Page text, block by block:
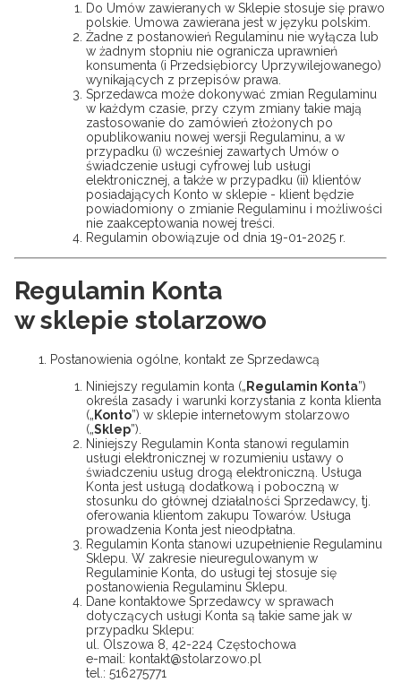
Do Umów zawieranych w Sklepie stosuje się prawo
polskie. Umowa zawierana jest w języku polskim.
Żadne z postanowień Regulaminu nie wyłącza lub
w żadnym stopniu nie ogranicza uprawnień
konsumenta (i Przedsiębiorcy Uprzywilejowanego)
wynikających z przepisów prawa.
Sprzedawca może dokonywać zmian Regulaminu
w każdym czasie, przy czym zmiany takie mają
zastosowanie do zamówień złożonych po
opublikowaniu nowej wersji Regulaminu, a w
przypadku (i) wcześniej zawartych Umów o
świadczenie usługi cyfrowej lub usługi
elektronicznej, a także w przypadku (ii) klientów
posiadających Konto w sklepie - klient będzie
powiadomiony o zmianie Regulaminu i możliwości
nie zaakceptowania nowej treści.
Regulamin obowiązuje od dnia 19-01-2025 r.
Regulamin Konta
w sklepie stolarzowo
Postanowienia ogólne, kontakt ze Sprzedawcą
Niniejszy regulamin konta („Regulamin Konta”)
określa zasady i warunki korzystania z konta klienta
(„Konto”) w sklepie internetowym stolarzowo
(„Sklep”).
Niniejszy Regulamin Konta stanowi regulamin
usługi elektronicznej w rozumieniu ustawy o
świadczeniu usług drogą elektroniczną. Usługa
Konta jest usługą dodatkową i poboczną w
stosunku do głównej działalności Sprzedawcy, tj.
oferowania klientom zakupu Towarów. Usługa
prowadzenia Konta jest nieodpłatna.
Regulamin Konta stanowi uzupełnienie Regulaminu
Sklepu. W zakresie nieuregulowanym w
Regulaminie Konta, do usługi tej stosuje się
postanowienia Regulaminu Sklepu.
Dane kontaktowe Sprzedawcy w sprawach
dotyczących usługi Konta są takie same jak w
przypadku Sklepu:
ul. Olszowa 8, 42-224 Częstochowa
e-mail: kontakt@stolarzowo.pl
tel.: 516275771